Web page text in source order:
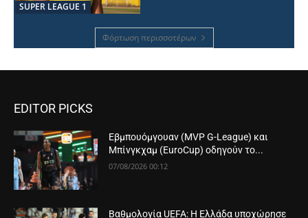
SUPER LEAGUE 1
Φόρτωση περισσοτέρων
EDITOR PICKS
Εβμπουόμγουαν (MVP G-League) και
Μπίνγκχαμ (EuroCup) οδηγούν το...
07/08/2026 00:12
Βαθμολογία UEFA: Η Ελλάδα υποχώρησε